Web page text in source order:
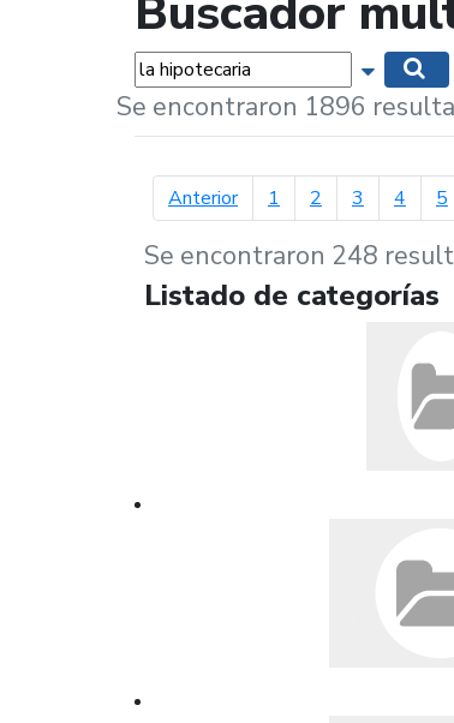
Buscador
Palabras...
Se encontraron 1896
Anteriorpágina anterior
1 2 3 4 5
Se encontraron 248
Listado de categorías